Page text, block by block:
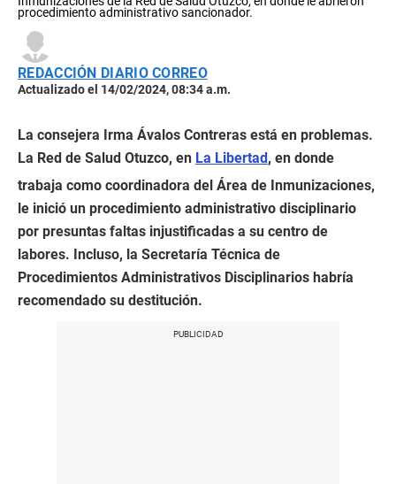
procedimiento administrativo sancionador.
REDACCIÓN DIARIO CORREO
Actualizado el 14/02/2024, 08:34 a.m.
La consejera Irma Ávalos Contreras está en problemas.
La Red de Salud Otuzco, en La Libertad , en donde
trabaja como coordinadora del Área de Inmunizaciones,
le inició un procedimiento administrativo disciplinario
por presuntas faltas injustificadas a su centro de
labores. Incluso, la Secretaría Técnica de
Procedimientos Administrativos Disciplinarios habría
recomendado su destitución.